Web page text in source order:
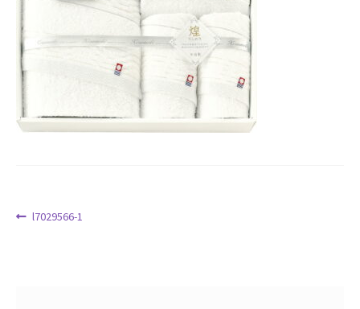
CF User Registration
CF campaign form
CF Listing Page
Mobile Checkout
投 前
l7029566-1